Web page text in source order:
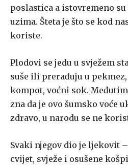
poslastica a istovremeno
uzima. Šteta je što se kod
koriste.
Plodovi se jedu u svježem
suše ili prerađuju u
kompot, voćni sok.
zna da je ovo šumsko voće
zdravo, u narodu se ne
Svaki njegov dio je ljekovit
cvijet, svježe i osušene